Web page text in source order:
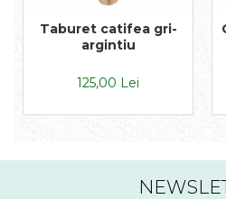
Taburet catifea gri-
argintiu
125,00 Lei